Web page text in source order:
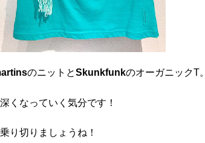
のニットとSkunkfunkのオーガニックT。
くなっていく気分です！
り切りましょうね！